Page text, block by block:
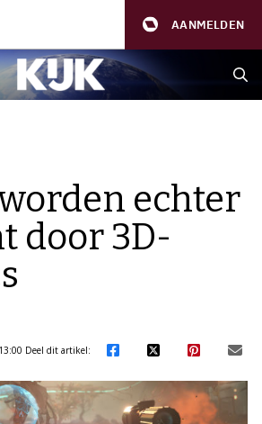
AANMELDEN
echter
door 3D-
Deel dit artikel: